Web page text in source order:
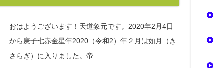
おはようございます！天道象元です。2020年2月4日
から庚子七赤金星年2020（令和2）年２月は如月（き
さらぎ）に入りました。帝…